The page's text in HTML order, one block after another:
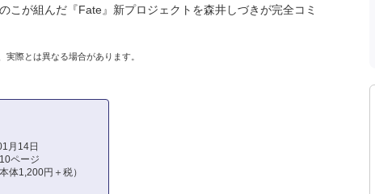
こが組んだ『Fate』新プロジェクトを森井しづきが完全コミ
際とは異なる場合があります。
月14日
ページ
体1,200円＋税）